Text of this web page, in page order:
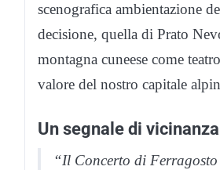
scenografica ambientazione
decisione, quella di Prato
montagna cuneese come
valore del nostro capitale
Un segnale di
“Il Concerto di Ferragosto